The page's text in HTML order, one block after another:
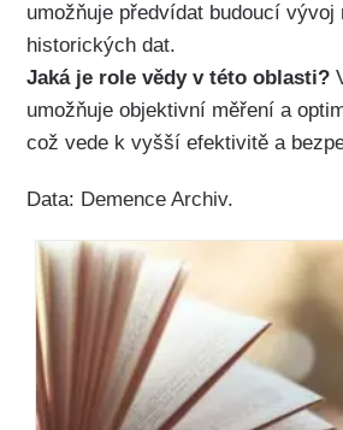
umožňuje předvídat budoucí vývoj
historických dat.
Jaká je role vědy v této oblasti?
umožňuje objektivní měření a
což vede k vyšší efektivitě a
Data: Demence Archiv.